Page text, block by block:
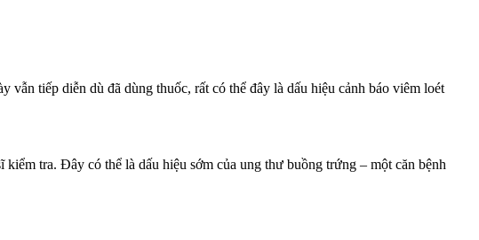
tiếp diễn dù đã dùng thuốc, rất có thể đây là dấu hiệu cảnh báo viêm loét
tra. Đây có thể là dấu hiệu sớm của ung thư buồng trứng – một căn bệnh